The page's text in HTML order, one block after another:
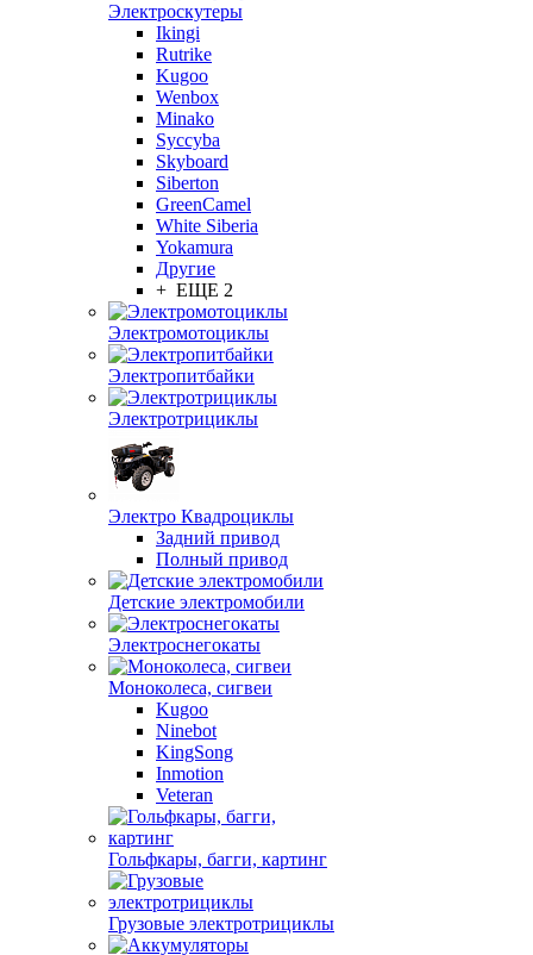
Электроскутеры
Ikingi
Rutrike
Kugoo
Wenbox
Minako
Syccyba
Skyboard
Siberton
GreenCamel
White Siberia
Yokamura
Другие
+ ЕЩЕ 2
Электромотоциклы
Электропитбайки
Электротрициклы
Электро Квадроциклы
Задний привод
Полный привод
Детские электромобили
Электроснегокаты
Моноколеса, сигвеи
Kugoo
Ninebot
KingSong
Inmotion
Veteran
Гольфкары, багги, картинг
Грузовые электротрициклы